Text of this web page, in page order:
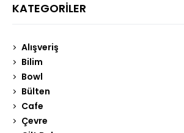
KATEGORILER
Alışveriş
Bilim
Bowl
Bülten
Cafe
Çevre